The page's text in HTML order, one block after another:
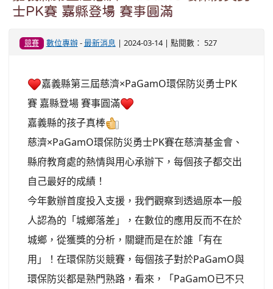
士PK賽 嘉縣登場 賽事圓滿
競賽 數位專辦-最新消息 | 2024-03-14 | 點閱數： 527
嘉義縣第三屆慈濟×PaGamO環保防災勇士PK
賽 嘉縣登場 賽事圓滿
嘉義縣的孩子真棒
慈濟×PaGamO環保防災勇士PK賽在慈濟基金會、
縣府教育處的熱情與用心承辦下，每個孩子都交出
自己最好的成績！
今年數辦首度投入支援，我們觀察到透過原本一般
人認為的「城鄉落差」，在數位的應用反而不在於
城鄉，從獲獎的分析，關鍵而是在於誰「有在
用」！在環保防災競賽，每個孩子對於PaGamO與
環保防災都是熟門熟路，看來，「PaGamO已不只